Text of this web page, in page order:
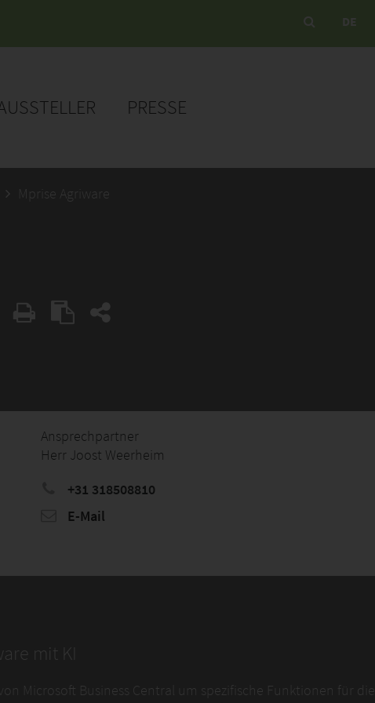
DE
PRESSE
Mprise Agriware
Ansprechpartner
Herr Joost Weerheim
+31 318508810
E-Mail
mit KI
Microsoft Business Central um spezifische Funktionen für die